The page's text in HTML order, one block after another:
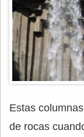
Estas
de rocas